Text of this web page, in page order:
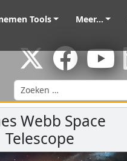
Tools Meer...
Zoeken
Webb Space
Telescope